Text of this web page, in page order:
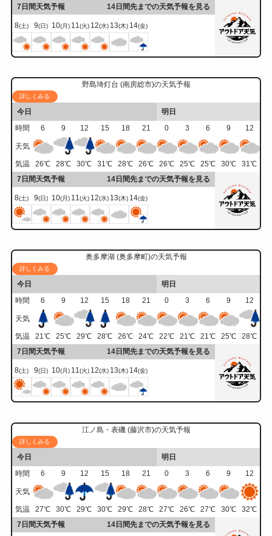
7日間天気予報
14日間先までの天気予報を見る
8(土) 9(日) 10(月) 11(火) 12(水) 13(木) 14(金)
野島埼灯台 (南房総市)の天気予報
詳しくみる
今日
明日
時間
6 9 12 15 18 21 0 3 6 9 12
天気
気温 26℃ 28℃ 30℃ 31℃ 28℃ 26℃ 26℃ 25℃ 25℃ 30℃ 31℃
7日間天気予報
14日間先までの天気予報を見る
8(土) 9(日) 10(月) 11(火) 12(水) 13(木) 14(金)
奥多摩湖 (奥多摩町)の天気予報
詳しくみる
今日
明日
時間
6 9 12 15 18 21 0 3 6 9 12
天気
気温 21℃ 25℃ 29℃ 28℃ 26℃ 24℃ 22℃ 21℃ 21℃ 25℃ 28℃
7日間天気予報
14日間先までの天気予報を見る
8(土) 9(日) 10(月) 11(火) 12(水) 13(木) 14(金)
江ノ島・表磯 (藤沢市)の天気予報
詳しくみる
今日
明日
時間
6 9 12 15 18 21 0 3 6 9 12
天気
気温 27℃ 30℃ 29℃ 30℃ 29℃ 28℃ 27℃ 26℃ 27℃ 30℃ 32℃
7日間天気予報
14日間先までの天気予報を見る